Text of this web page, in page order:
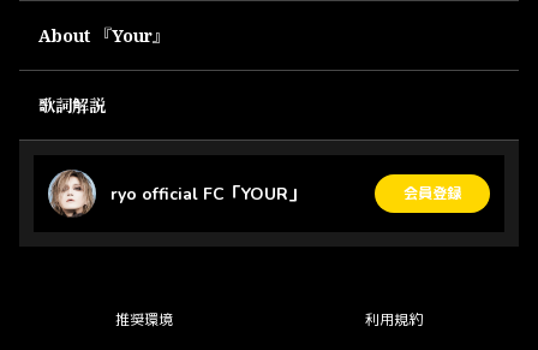
About 『Your』
歌詞解説
ryo official FC「YOUR」 会員登録
推奨環境 利用規約